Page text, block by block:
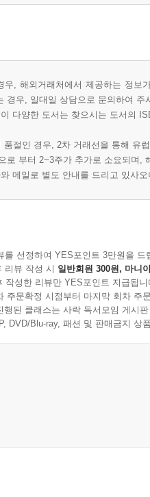
우, 해외거래처에서 제공하는 정
경우, 일대일 상담으로 문의하여 주
다양한 도서는 찾으시는 도서의
품절인 경우, 2차 거래선을 통해 유
로 부터 2~3주가 추가로 소요되며,
메일로 별도 안내를 드리고 있사
를 선정하여 YES포인트 3만원을 드
리뷰 작성 시 일반회원 300원, 마니
작성한 리뷰만 YES포인트 지급됩니
주문확정 시점부터 마지막 회차 주
행된 클래스는 사락 독서모임 게시
DVD/Blu-ray, 패션 및 판매금지 상